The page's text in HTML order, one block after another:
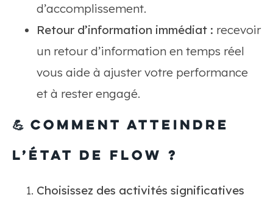
d’accomplissement.
Retour d’information immédiat : recevoir
un retour d’information en temps réel
vous aide à ajuster votre performance
et à rester engagé.
💪 Comment atteindre
l’état de flow ?
Choisissez des activités significatives